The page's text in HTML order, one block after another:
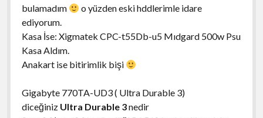
bulamadım
o yüzden eski hddlerimle idare
ediyorum.
Kasa İse: Xigmatek CPC-t55Db-u5 Mıdgard 500w Psu
Kasa Aldım.
Anakart ise bitirimlik bişi
Gigabyte 770TA-UD3 ( Ultra Durable 3)
diceğiniz Ultra Durable 3nedir